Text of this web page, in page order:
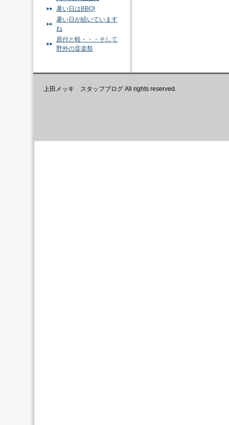
暑い日はBBQ!
暑い日が続いています
ね
原付と軽・・・そして
野外の音楽祭
上田メッキ スタッフブログ All rights reserved.